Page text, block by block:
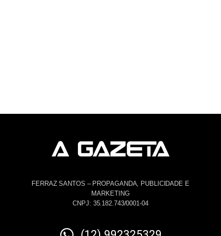
FERRAZ SANTOS – PROPAGANDA, PUBLICIDADE E
MARKETING
CNPJ: 35.182.743/0001-04